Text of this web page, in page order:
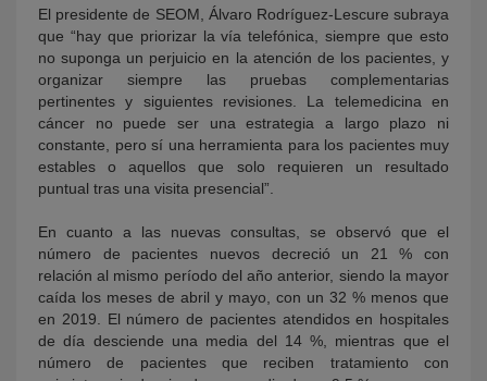
El presidente de SEOM, Álvaro Rodríguez-Lescure subraya
que “hay que priorizar la vía telefónica, siempre que esto
no suponga un perjuicio en la atención de los pacientes, y
organizar siempre las pruebas complementarias
pertinentes y siguientes revisiones. La telemedicina en
cáncer no puede ser una estrategia a largo plazo ni
constante, pero sí una herramienta para los pacientes muy
estables o aquellos que solo requieren un resultado
puntual tras una visita presencial”.
En cuanto a las nuevas consultas, se observó que el
número de pacientes nuevos decreció un 21 % con
relación al mismo período del año anterior, siendo la mayor
caída los meses de abril y mayo, con un 32 % menos que
en 2019. El número de pacientes atendidos en hospitales
de día desciende una media del 14 %, mientras que el
número de pacientes que reciben tratamiento con